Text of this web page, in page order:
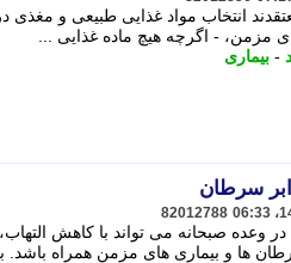
انتخاب مواد غذایی طبیعی و مغذی
مزمن، - اگرچه هیچ ماده غذایی ...
- بیماری
سرطان
82012788
وعده صبحانه می تواند با کاهش التهاب،
ها و بیماری های مزمن همراه باشد.